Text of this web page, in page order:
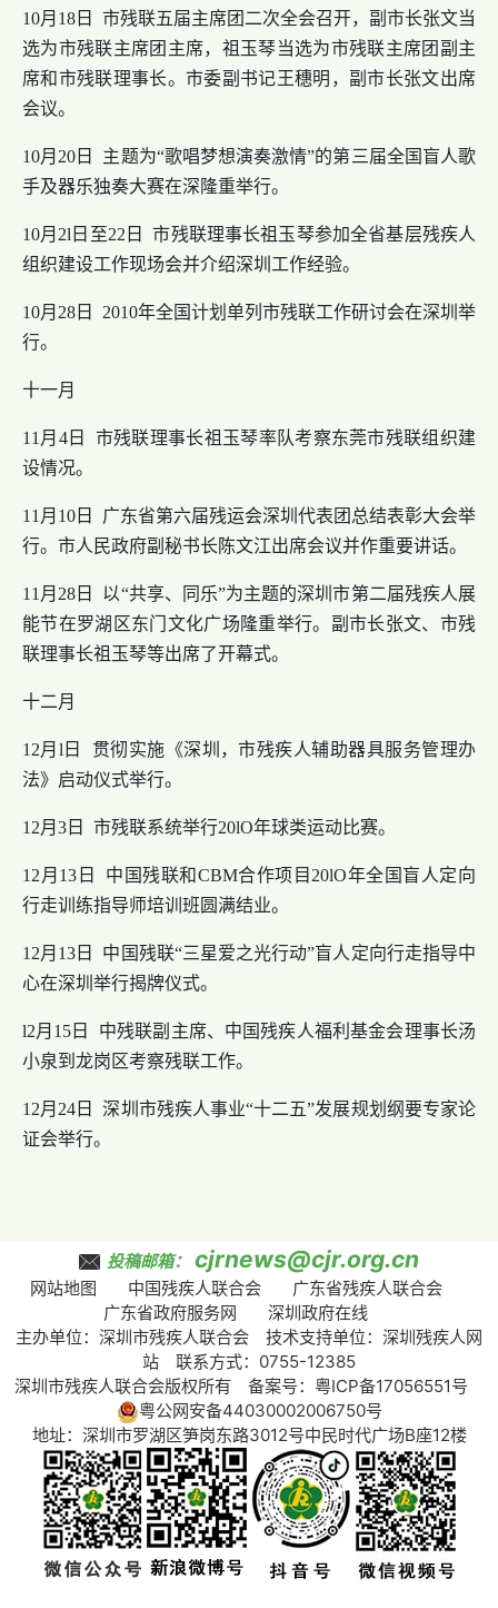
10月18日 市残联五届主席团二次全会召开，副市长张文当
选为市残联主席团主席，祖玉琴当选为市残联主席团副主
席和市残联理事长。市委副书记王穗明，副市长张文出席
会议。
10月20日 主题为“歌唱梦想演奏激情”的第三届全国盲人歌
手及器乐独奏大赛在深隆重举行。
10月2l日至22日 市残联理事长祖玉琴参加全省基层残疾人
组织建设工作现场会并介绍深圳工作经验。
10月28日 2010年全国计划单列市残联工作研讨会在深圳举
行。
十一月
11月4日 市残联理事长祖玉琴率队考察东莞市残联组织建
设情况。
11月10日 广东省第六届残运会深圳代表团总结表彰大会举
行。市人民政府副秘书长陈文江出席会议并作重要讲话。
11月28日 以“共享、同乐”为主题的深圳市第二届残疾人展
能节在罗湖区东门文化广场隆重举行。副市长张文、市残
联理事长祖玉琴等出席了开幕式。
十二月
12月l日 贯彻实施《深圳，市残疾人辅助器具服务管理办
法》启动仪式举行。
12月3日 市残联系统举行20lO年球类运动比赛。
12月13日 中国残联和CBM合作项目20lO年全国盲人定向
行走训练指导师培训班圆满结业。
12月13日 中国残联“三星爱之光行动”盲人定向行走指导中
心在深圳举行揭牌仪式。
l2月15日 中残联副主席、中国残疾人福利基金会理事长汤
小泉到龙岗区考察残联工作。
12月24日 深圳市残疾人事业“十二五”发展规划纲要专家论
证会举行。
投稿邮箱： cjrnews@cjr.org.cn
网站地图 中国残疾人联合会
广东省残疾人联合会
广东省政府服务网
深圳政府在线
主办单位：深圳市残疾人联合会 技术支持单位：深圳残疾人网
站 联系方式：0755-12385
深圳市残疾人联合会版权所有 备案号： 粤ICP备17056551号
粤公网安备44030002006750号
地址：深圳市罗湖区笋岗东路3012号中民时代广场B座12楼